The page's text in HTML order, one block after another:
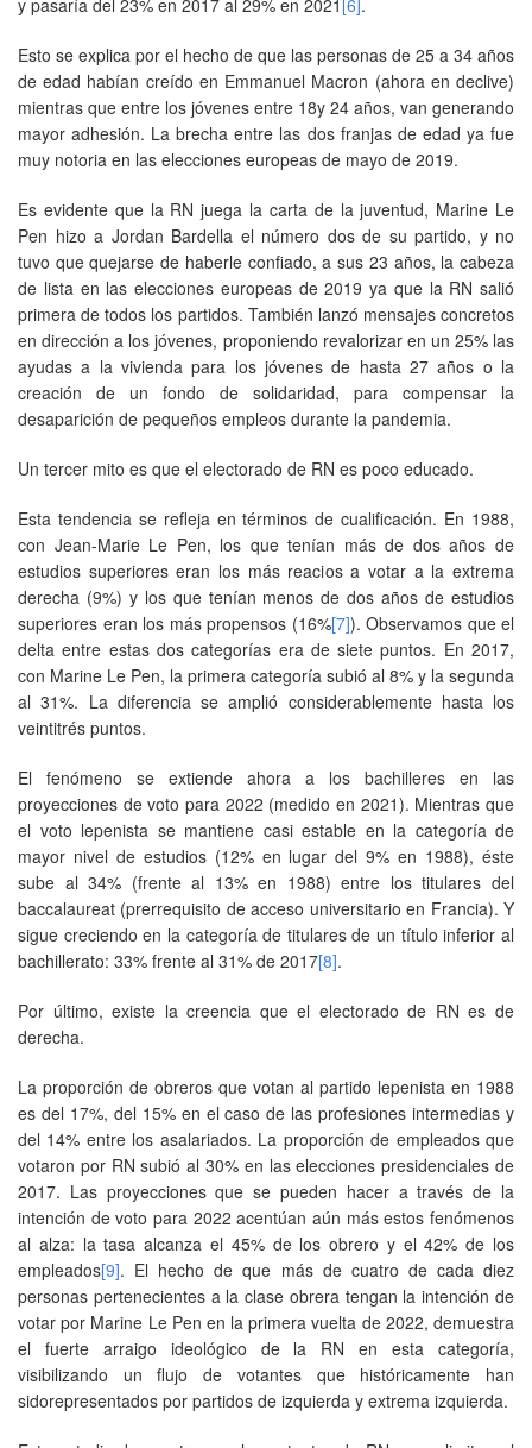
Esto se explica por el hecho de que las personas de 25 a 34 años
de edad habían creído en Emmanuel Macron (ahora en declive)
mientras que entre los jóvenes entre 18y 24 años, van generando
mayor adhesión. La brecha entre las dos franjas de edad ya fue
muy notoria en las elecciones europeas de mayo de 2019.
Es evidente que la RN juega la carta de la juventud, Marine Le
Pen hizo a Jordan Bardella el número dos de su partido, y no
tuvo que quejarse de haberle confiado, a sus 23 años, la cabeza
de lista en las elecciones europeas de 2019 ya que la RN salió
primera de todos los partidos. También lanzó mensajes concretos
en dirección a los jóvenes, proponiendo revalorizar en un 25% las
ayudas a la vivienda para los jóvenes de hasta 27 años o la
creación de un fondo de solidaridad, para compensar la
desaparición de pequeños empleos durante la pandemia.
Un tercer mito es que el electorado de RN es poco educado.
Esta tendencia se refleja en términos de cualificación. En 1988,
con Jean-Marie Le Pen, los que tenían más de dos años de
estudios superiores eran los más reacios a votar a la extrema
derecha (9%) y los que tenían menos de dos años de estudios
superiores eran los más propensos (16%[7]). Observamos que el
delta entre estas dos categorías era de siete puntos. En 2017,
con Marine Le Pen, la primera categoría subió al 8% y la segunda
al 31%. La diferencia se amplió considerablemente hasta los
veintitrés puntos.
El fenómeno se extiende ahora a los bachilleres en las
proyecciones de voto para 2022 (medido en 2021). Mientras que
el voto lepenista se mantiene casi estable en la categoría de
mayor nivel de estudios (12% en lugar del 9% en 1988), éste
sube al 34% (frente al 13% en 1988) entre los titulares del
baccalaureat (prerrequisito de acceso universitario en Francia). Y
sigue creciendo en la categoría de titulares de un título inferior al
bachillerato: 33% frente al 31% de 2017[8].
Por último, existe la creencia que el electorado de RN es de
derecha.
La proporción de obreros que votan al partido lepenista en 1988
es del 17%, del 15% en el caso de las profesiones intermedias y
del 14% entre los asalariados. La proporción de empleados que
votaron por RN subió al 30% en las elecciones presidenciales de
2017. Las proyecciones que se pueden hacer a través de la
intención de voto para 2022 acentúan aún más estos fenómenos
al alza: la tasa alcanza el 45% de los obrero y el 42% de los
empleados[9]. El hecho de que más de cuatro de cada diez
personas pertenecientes a la clase obrera tengan la intención de
votar por Marine Le Pen en la primera vuelta de 2022, demuestra
el fuerte arraigo ideológico de la RN en esta categoría,
visibilizando un flujo de votantes que históricamente han
sidorepresentados por partidos de izquierda y extrema izquierda.